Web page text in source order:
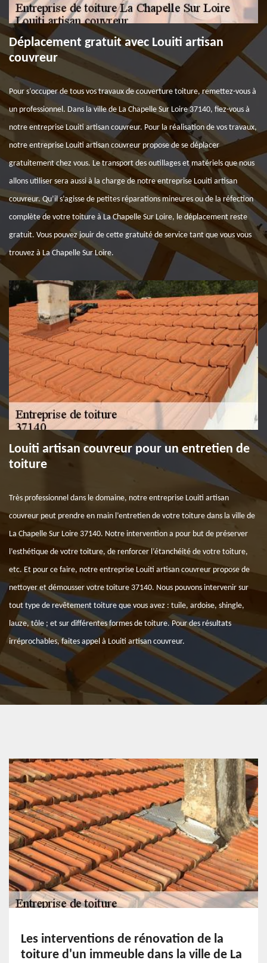
Déplacement gratuit avec Louiti artisan
couvreur
Pour s’occuper de tous vos travaux de couverture toiture, remettez-vous à
un professionnel. Dans la ville de La Chapelle Sur Loire 37140, fiez-vous à
notre entreprise Louiti artisan couvreur. Pour la réalisation de vos travaux,
notre entreprise Louiti artisan couvreur propose de se déplacer
gratuitement chez vous. Le transport des outillages et matériels que nous
allons utiliser sera aussi à la charge de notre entreprise Louiti artisan
couvreur. Qu’il s’agisse de petites réparations mineures ou de la réfection
complète de votre toiture à La Chapelle Sur Loire, le déplacement reste
gratuit. Vous pouvez jouir de cette gratuité de service tant que vous vous
trouvez à La Chapelle Sur Loire.
Louiti artisan couvreur pour un entretien de
toiture
Très professionnel dans le domaine, notre entreprise Louiti artisan
couvreur peut prendre en main l’entretien de votre toiture dans la ville de
La Chapelle Sur Loire 37140. Notre intervention a pour but de préserver
l’esthétique de votre toiture, de renforcer l’étanchéité de votre toiture,
etc. Et pour ce faire, notre entreprise Louiti artisan couvreur propose de
nettoyer et démousser votre toiture 37140. Nous pouvons intervenir sur
tout type de revêtement toiture que vous avez : tuile, ardoise, shingle,
lauze, tôle ; et sur différentes formes de toiture. Pour des résultats
irréprochables, faites appel à Louiti artisan couvreur.
Les interventions de rénovation de la
toiture d'un immeuble dans la ville de La